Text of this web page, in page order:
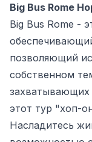
Big Bus Rome
Big Bus Rome -
позволяющий
собственном
захватывающих
этот тур "хоп-
Насладитесь